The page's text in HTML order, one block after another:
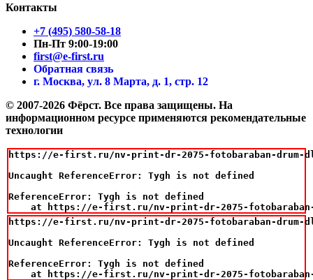
Контакты
+7 (495) 580-58-18
Пн-Пт 9:00-19:00
first@e-first.ru
Обратная связь
г. Москва, ул. 8 Марта, д. 1, стр. 12
© 2007-2026 Фёрст. Все права защищены. На
информационном ресурсе применяются рекомендательные
технологии
https://e-first.ru/nv-print-dr-2075-fotobaraban-drum-
Uncaught ReferenceError: Tygh is not defined
ReferenceError: Tygh is not defined
at https://e-first.ru/nv-print-dr-2075-
https://e-first.ru/nv-print-dr-2075-fotobaraban-drum-dlya-
Uncaught ReferenceError: Tygh is not defined
ReferenceError: Tygh is not defined
at https://e-first.ru/nv-print-dr-2075-